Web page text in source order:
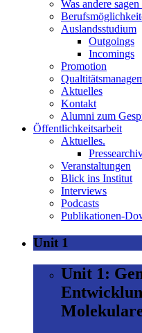
Was andere sagen
Auslandsstudium
Outgoings
Incomings
Promotion
Aktuelles
Kontakt
Alumni zum
Öffentlichkeitsarbeit
Aktuelles.
Veranstaltungen
Blick ins Institut
Interviews
Podcasts
Publikationen-
Unit 1
Unit 1: